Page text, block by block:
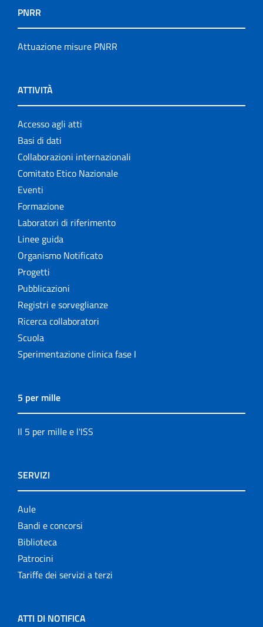
PNRR
Attuazione misure PNRR
ATTIVITÀ
Accesso agli atti
Basi di dati
Collaborazioni internazionali
Comitato Etico Nazionale
Eventi
Formazione
Laboratori di riferimento
Linee guida
Organismo Notificato
Progetti
Pubblicazioni
Registri e sorveglianze
Ricerca collaboratori
Scuola
Sperimentazione clinica fase I
5 per mille
Il 5 per mille e l'ISS
SERVIZI
Aule
Bandi e concorsi
Biblioteca
Patrocini
Tariffe dei servizi a terzi
ATTI DI NOTIFICA